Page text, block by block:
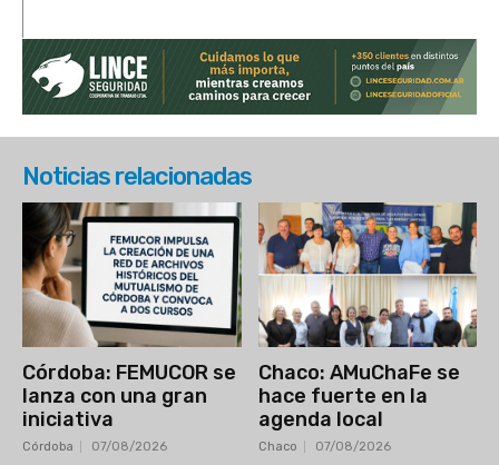
Noticias relacionadas
Córdoba: FEMUCOR se
lanza con una gran
iniciativa
Córdoba 07/08/2026
Chaco: AMuChaFe se
hace fuerte en la
agenda local
Chaco 07/08/2026